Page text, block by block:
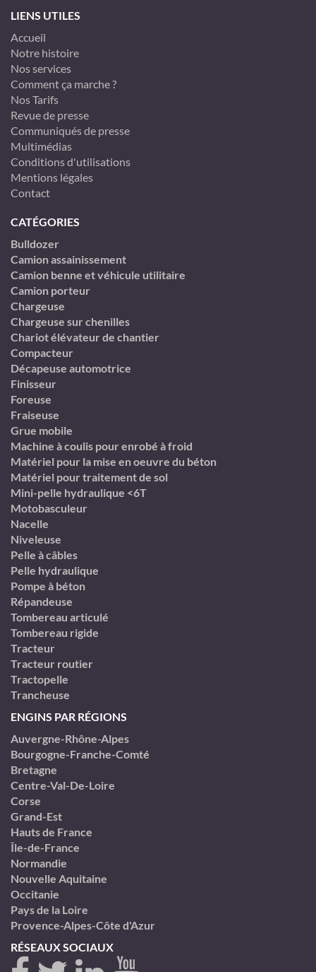
LIENS UTILES
Accueil
Notre histoire
Nos services
Comment ça marche ?
Nos Tarifs
Revue de presse
Communiqués de presse
Multimédias
Conditions d'utilisations
Mentions légales
Contact
CATÉGORIES
Bulldozer
Camion assainissement
Camion benne et véhicule utilitaire
Camion porteur
Chargeuse
Chargeuse sur chenilles
Chariot élévateur de chantier
Compacteur
Décapeuse automotrice
Finisseur
Foreuse
Fraiseuse
Grue mobile
Machine à coulis pour enrobé à froid
Matériel pour la mise en oeuvre du béton
Matériel pour traitement de sol
Mini-pelle hydraulique <6T
Motobasculeur
Nacelle
Niveleuse
Pelle à câbles
Pelle hydraulique
Pompe à béton
Répandeuse
Tombereau articulé
Tombereau rigide
Tracteur
Tracteur routier
Tractopelle
Trancheuse
ENGINS PAR RÉGIONS
Auvergne-Rhône-Alpes
Bourgogne-Franche-Comté
Bretagne
Centre-Val-De-Loire
Corse
Grand-Est
Hauts de France
Île-de-France
Normandie
Nouvelle Aquitaine
Occitanie
Pays de la Loire
Provence-Alpes-Côte d'Azur
RÉSEAUX SOCIAUX